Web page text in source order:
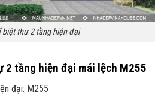
biệt thư 2 tầng hiện đại
tầng hiện đại mái lệch M255
đại: M255